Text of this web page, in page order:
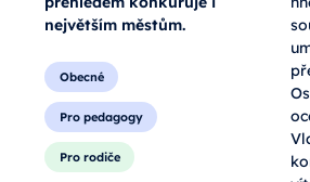
přehledem konkuruje i
největším městům.
Obecné
Pro pedagogy
Pro rodiče